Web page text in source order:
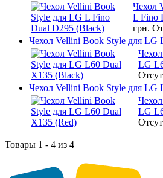
Чехол
L Fino
грн.
Чехол Vellini Book Style для LG
LG
Чехол Vellini Book Style для LG
LG
Товары 1 - 4 из 4